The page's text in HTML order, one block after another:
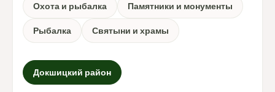
Охота и рыбалка Памятники и монументы
Рыбалка Святыни и храмы
Докшицкий район